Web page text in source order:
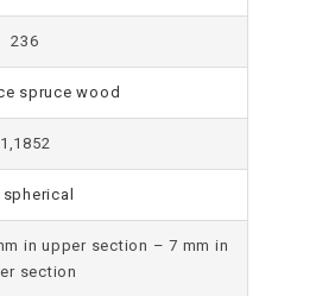
236
spruce wood
1,1852
spherical
in upper section – 7 mm in
section